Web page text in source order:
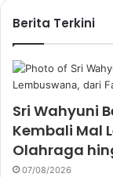
Berita Terkini
Sri Wahyuni
Kembali Mal
Olahraga
07/08/2026